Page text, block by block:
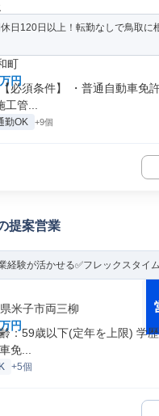
日120日以上！転勤なしで鳥取に
町
円
必須条件】 ・普通自動車免
管...
勤OK +9個
提案営業
経験が活かせる✅️フレックスタイ
米子市両三柳
円
：59歳以下(定年を上限) 学
免...
+5個